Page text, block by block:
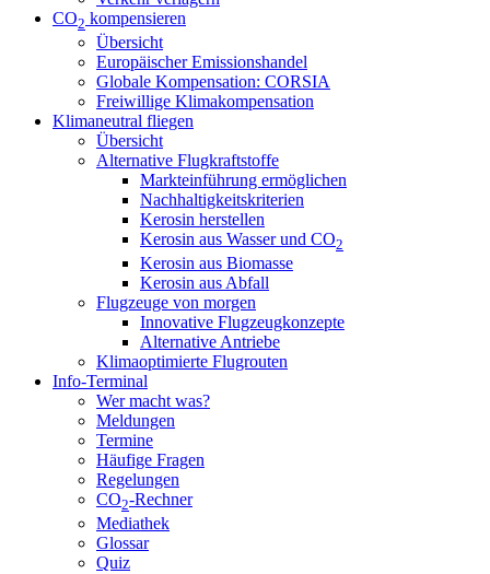
CO2 kompensieren
Übersicht
Europäischer Emissionshandel
Globale Kompensation: CORSIA
Freiwillige Klimakompensation
Klimaneutral fliegen
Übersicht
Alternative Flugkraftstoffe
Markteinführung ermöglichen
Nachhaltigkeitskriterien
Kerosin herstellen
Kerosin aus Wasser und CO2
Kerosin aus Biomasse
Kerosin aus Abfall
Flugzeuge von morgen
Innovative Flugzeugkonzepte
Alternative Antriebe
Klimaoptimierte Flugrouten
Info-Terminal
Wer macht was?
Meldungen
Termine
Häufige Fragen
Regelungen
CO2-Rechner
Mediathek
Glossar
Quiz